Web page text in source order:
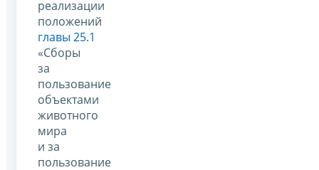
реализации
положений
главы 25.1
«Сборы
за
пользование
объектами
животного
мира
и за
пользование